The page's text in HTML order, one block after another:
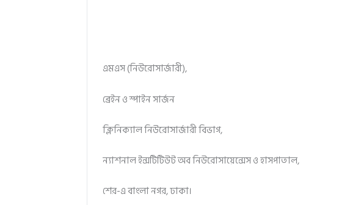
এমএস (নিউরোসার্জারী),
ব্রেইন ও স্পাইন সার্জন
ক্লিনিক্যাল নিউরোসার্জারী বিভাগ,
ন্যাশনাল ইন্সটিটিউট অব নিউরোসায়েন্সেস ও হাসপাতাল,
শের-এ বাংলা নগর, ঢাকা।